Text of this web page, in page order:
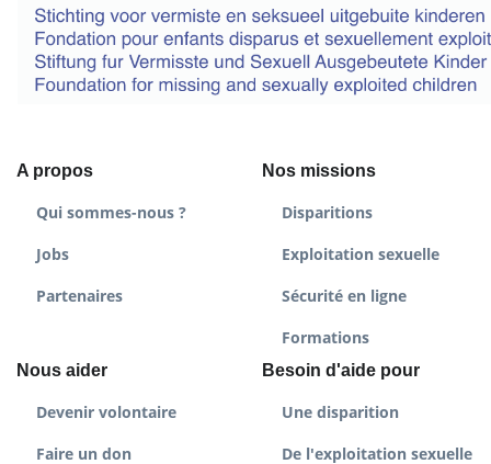
A propos
Qui sommes-nous ?
Jobs
Partenaires
Nos missions
Disparitions
Exploitation sexuelle
Sécurité en ligne
Formations
Nous aider
Devenir volontaire
Faire un don
Besoin d'aide pour
Une disparition
De l'exploitation sexuelle